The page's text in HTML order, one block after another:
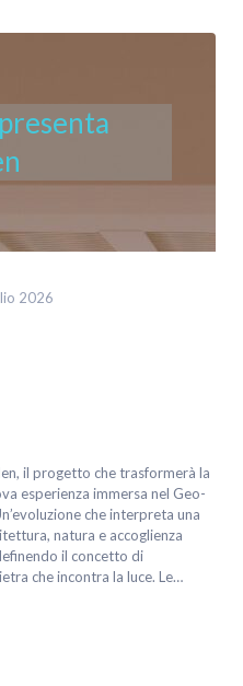
2026
il progetto che trasformerà la
esperienza immersa nel Geo-
che interpreta una
natura e accoglienza
il concetto di
che incontra la luce. Le…